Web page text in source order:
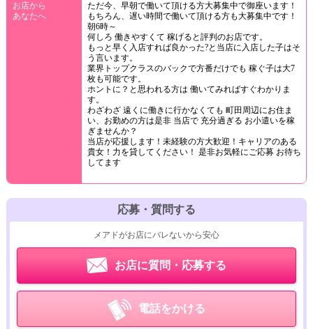
お店から
あなたへ
ただ今、早朝で働いて頂ける方大募集中で御座います！
もちろん、遅い時間で働いて頂ける方も大募集中です！
朝6時～
何しろ 働きやすくて 稼げると評判のお店です。
もっと早く入店すれば良かった?と当店に入店した子はそ
う言います。
業界トップクラスのバックで方番だけでも 稼ぐ子は大7
枚も可能です。
ホントに？と思われる方は 働いてみればすぐわかりま
す。
わざわざ 遠くに働きに行かなくても 町田周辺にお住ま
い、お勤めの方は是非 当店で 充分過ぎる お小遣いを稼
ぎませんか？
当店が応援します！未経験の方大歓迎！キャリアのある
貴女！力を貸してください！ 是非お気軽にご応募 お待ち
してます
応募・質問する
メアドがお店にバレないから安心
お店に質問・応募する
電話をかける